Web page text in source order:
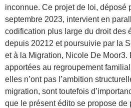
inconnue. Ce projet de loi, déposé
septembre 2023, intervient en
codification plus large du droit des
depuis 20212 et poursuivie par la
et à la Migration, Nicole De Moor3.
apportées au regroupement
elles n’ont pas l’ambition
migration, sont toutefois
que le présent édito se propose de